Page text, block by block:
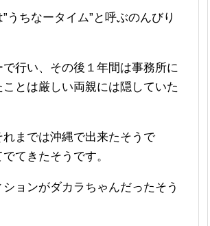
うちなータイム”と呼ぶのんびり
行い、その後１年間は事務所に
とは厳しい両親には隠していた
までは沖縄で出来たそうで
てきたそうです。
ョンがダカラちゃんだったそう